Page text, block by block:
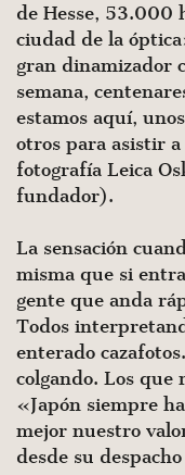
de Hesse, 53.000
ciudad de la
gran dinamizador
semana,
estamos aquí,
otros para asistir
fotografía Leica
fundador).
La sensación
misma que si
gente que anda
Todos
enterado
colgando. Los que
«Japón siempre
mejor nuestro
desde su